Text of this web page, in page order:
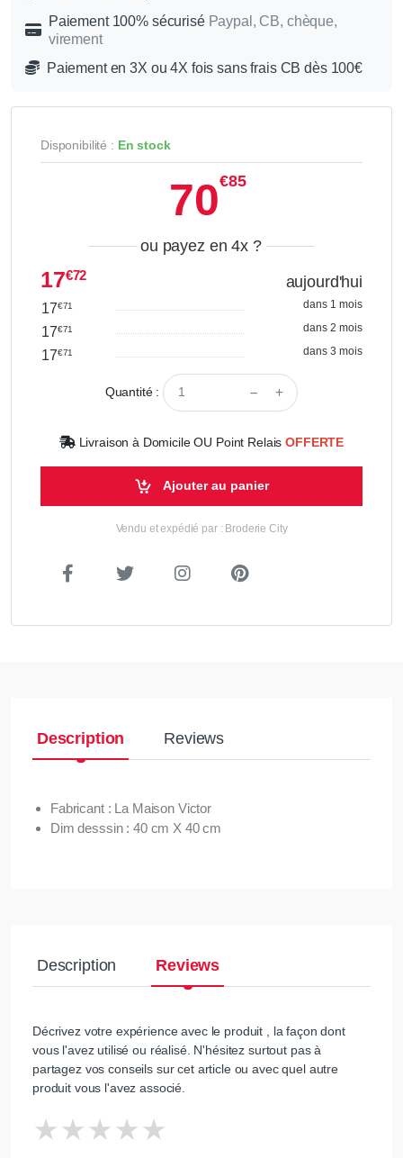
Paiement 100% sécurisé Paypal, CB, chèque,
virement
Paiement en 3X ou 4X fois sans frais CB dès 100€
Disponibilité : En stock
70€85
ou payez en 4x ?
17€72 aujourd'hui
17€71 dans 1 mois
17€71 dans 2 mois
17€71 dans 3 mois
Quantité :
Livraison à Domicile OU Point RelaisOFFERTE
Ajouter au panier
Vendu et expédié par : Broderie City
Description Reviews
Fabricant : La Maison Victor
Dim desssin : 40 cm X 40 cm
Description Reviews
Décrivez votre expérience avec le produit , la façon dont
vous l'avez utilisé ou réalisé. N'hésitez surtout pas à
partagez vos conseils sur cet article ou avec quel autre
produit vous l'avez associé.